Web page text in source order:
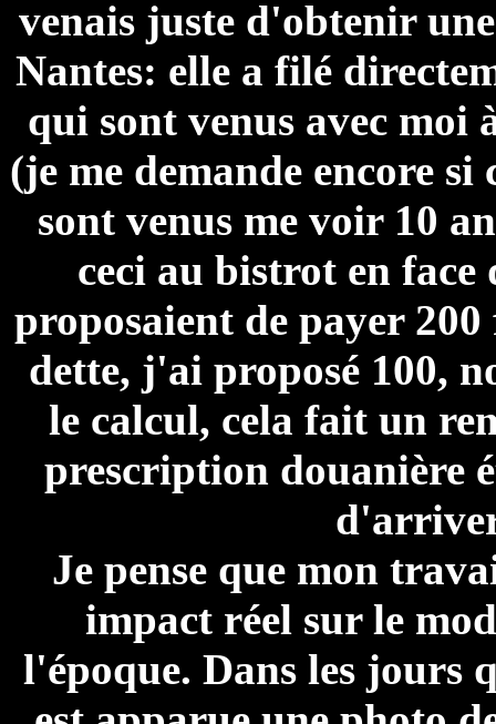
venais juste d'obtenir
Nantes: elle a filé
qui sont venus avec moi
(je me demande encore
sont venus me voir 10
ceci au bistrot en face
proposaient de payer
dette, j'ai proposé 100,
le calcul, cela fait un
prescription douanière
Je pense que mon
impact réel sur le
l'époque. Dans les jours